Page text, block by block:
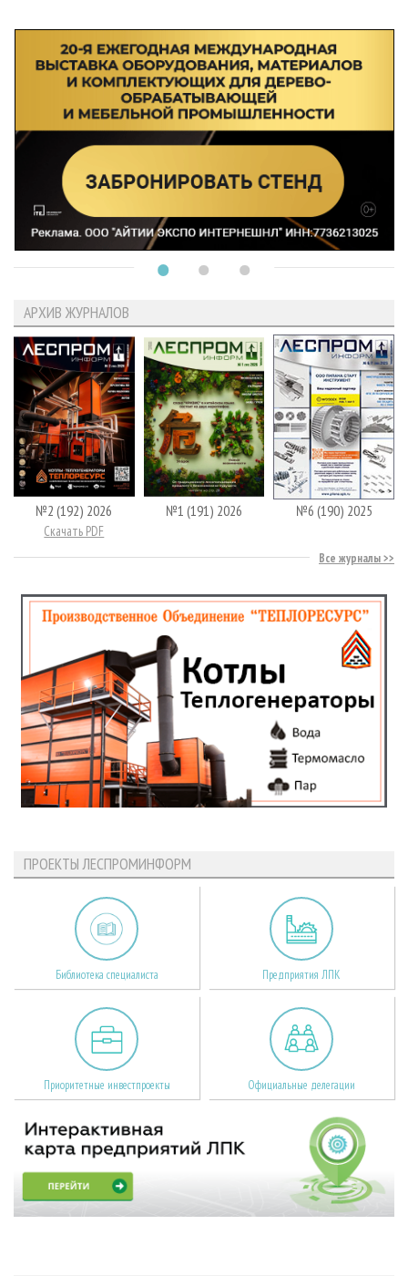
АРХИВ ЖУРНАЛОВ
№2 (192) 2026
Скачать PDF
№1 (191) 2026 №6 (190) 2025
Все журналы
ПРОЕКТЫ ЛЕСПРОМИНФОРМ
Библиотека специалиста Предприятия ЛПК
Приоритетные инвестпроекты Официальные делегации